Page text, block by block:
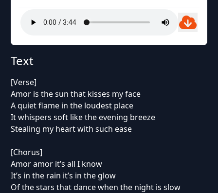
Text
[Verse]
Amor is the sun that kisses my face
A quiet flame in the loudest place
It whispers soft like the evening breeze
Stealing my heart with such ease
[Chorus]
Amor amor it’s all I know
It’s in the rain it’s in the glow
Of the stars that dance when the night is slow